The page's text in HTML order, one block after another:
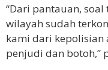
“Dari pantauan,
wilayah sudah
kami dari kepolisian
penjudi dan botoh,”